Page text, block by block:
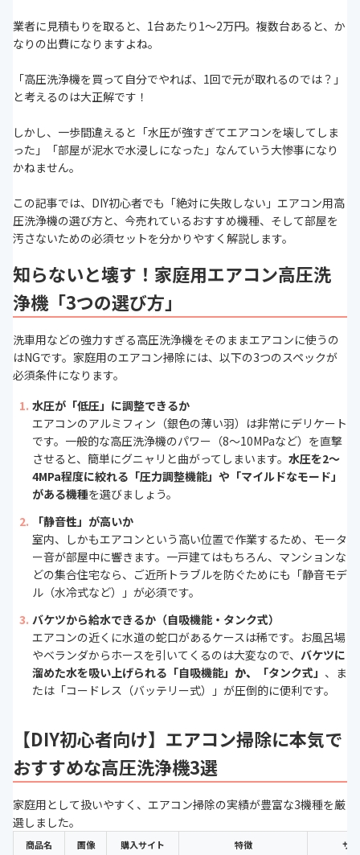
業者に見積もりを取ると、1台あたり1〜2万円。複数台あると、か
なりの出費になりますよね。
「高圧洗浄機を買って自分でやれば、1回で元が取れるのでは？」
と考えるのは大正解です！
しかし、一歩間違えると「水圧が強すぎてエアコンを壊してしま
った」「部屋が泥水で水浸しになった」なんていう大惨事になり
かねません。
この記事では、DIY初心者でも「絶対に失敗しない」エアコン用高
圧洗浄機の選び方と、今売れているおすすめ機種、そして部屋を
汚さないための必須セットを分かりやすく解説します。
知らないと壊す！家庭用エアコン高圧洗
浄機「3つの選び方」
洗車用などの強力すぎる高圧洗浄機をそのままエアコンに使うの
はNGです。家庭用のエアコン掃除には、以下の3つのスペックが
必須条件になります。
水圧が「低圧」に調整できるか
エアコンのアルミフィン（銀色の薄い羽）は非常にデリケート
です。一般的な高圧洗浄機のパワー（8〜10MPaなど）を直撃
させると、簡単にグニャリと曲がってしまいます。 水圧を2〜
4MPa程度に絞れる「圧力調整機能」や「マイルドなモード」
がある機種を選びましょう。
「静音性」が高いか
室内、しかもエアコンという高い位置で作業するため、モータ
ー音が部屋中に響きます。一戸建てはもちろん、マンションな
どの集合住宅なら、ご近所トラブルを防ぐためにも「静音モデ
ル（水冷式など）」が必須です。
バケツから給水できるか（自吸機能・タンク式）
エアコンの近くに水道の蛇口があるケースは稀です。お風呂場
やベランダからホースを引いてくるのは大変なので、 バケツに
溜めた水を吸い上げられる「自吸機能」 か、 「タンク式」 、ま
たは「コードレス（バッテリー式）」が圧倒的に便利です。
【DIY初心者向け】エアコン掃除に本気で
おすすめな高圧洗浄機3選
家庭用として扱いやすく、エアコン掃除の実績が豊富な3機種を厳
選しました。
商品名 画像 購入サイト 特徴 サ